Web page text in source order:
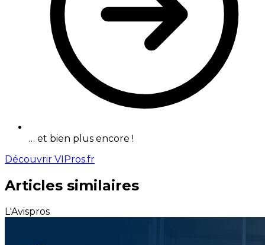
… et bien plus encore !
Découvrir VIPros.fr
Articles similaires
L'Avispros